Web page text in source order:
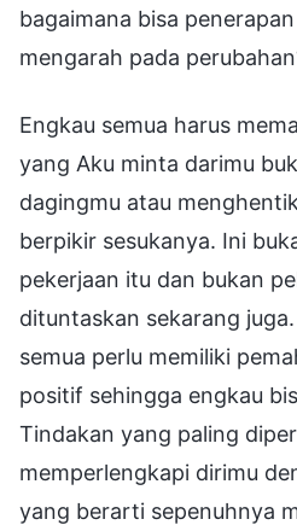
bagaimana bisa
mengarah pada
Engkau semua harus
yang Aku minta darimu
dagingmu atau
berpikir sesukanya. Ini
pekerjaan itu dan bukan
dituntaskan sekarang
semua perlu memiliki
positif sehingga engkau
Tindakan yang paling
memperlengkapi dirimu
yang berarti sepenuhnya